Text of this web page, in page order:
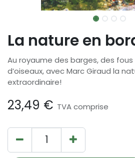
La nature en
Au royaume des barges, des
d’oiseaux, avec Marc Giraud la
extraordinaire!
23,49 € TVA comprise